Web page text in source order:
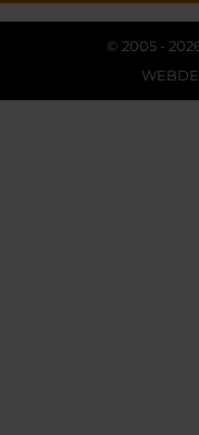
© 2005 -